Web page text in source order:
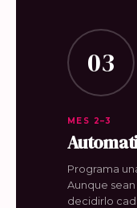
03
MES 2–3
Programa
Aunque
decidirlo